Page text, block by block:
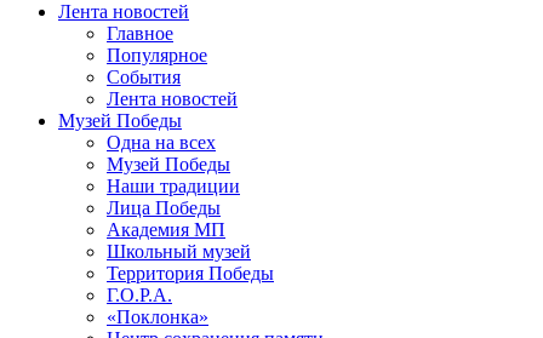
Лента новостей
Главное
Популярное
События
Лента новостей
Музей Победы
Одна на всех
Музей Победы
Наши традиции
Лица Победы
Академия МП
Школьный музей
Территория Победы
Г.О.Р.А.
«Поклонка»